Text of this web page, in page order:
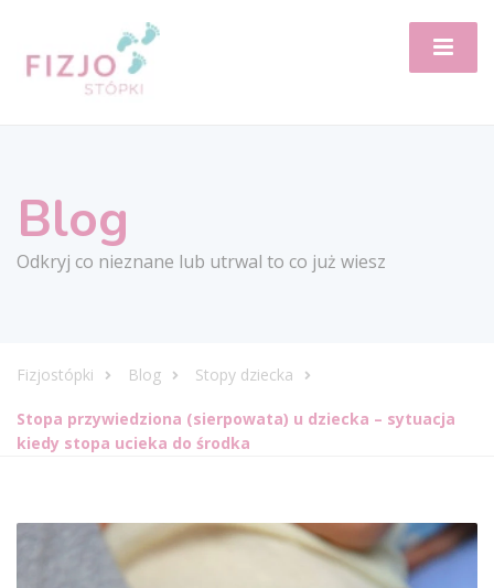
Blog
Odkryj co nieznane lub utrwal to co już wiesz
Fizjostópki Blog Stopy dziecka
Stopa przywiedziona (sierpowata) u dziecka – sytuacja
kiedy stopa ucieka do środka